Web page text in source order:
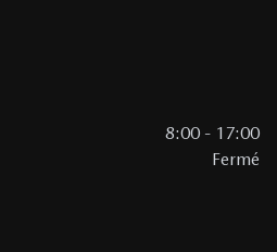
8:00 - 17:00
Fermé